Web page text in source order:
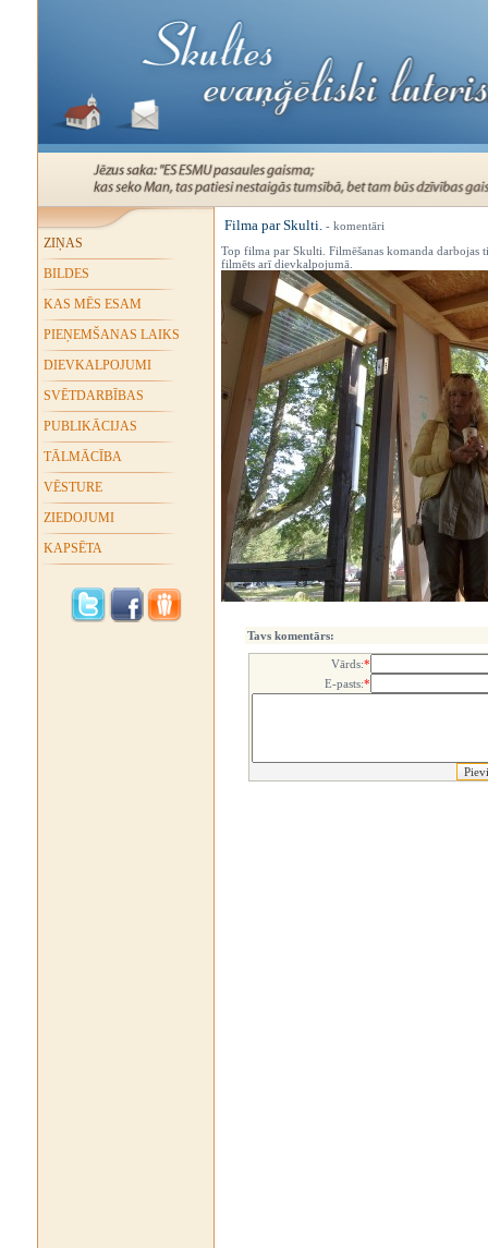
ZIŅAS
BILDES
KAS MĒS ESAM
PIEŅEMŠANAS LAIKS
DIEVKALPOJUMI
SVĒTDARBĪBAS
PUBLIKĀCIJAS
TĀLMĀCĪBA
VĒSTURE
ZIEDOJUMI
KAPSĒTA
Filma par Skulti. - komentāri
Top filma par Skulti. Filmēšanas komanda
filmēts arī dievkalpojumā.
Tavs komentārs:
Vārds:*
E-pasts:*